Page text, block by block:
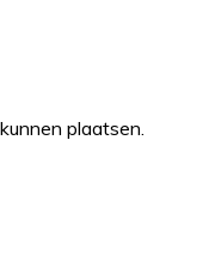
plaatsen.